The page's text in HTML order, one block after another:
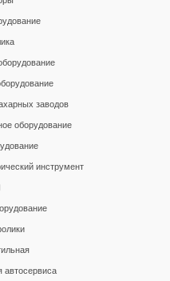
заводов
оборудование
инструмент
автосервиса